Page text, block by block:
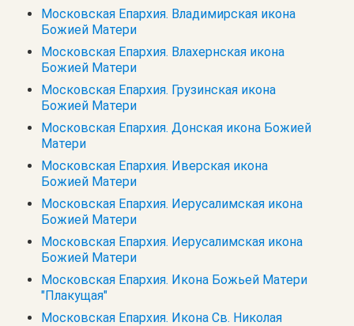
Московская Епархия. Владимирская икона
Божией Матери
Московская Епархия. Влахернская икона
Божией Матери
Московская Епархия. Грузинская икона
Божией Матери
Московская Епархия. Донская икона Божией
Матери
Московская Епархия. Иверская икона
Божией Матери
Московская Епархия. Иерусалимская икона
Божией Матери
Московская Епархия. Иерусалимская икона
Божией Матери
Московская Епархия. Икона Божьей Матери
"Плакущая"
Московская Епархия. Икона Св. Николая